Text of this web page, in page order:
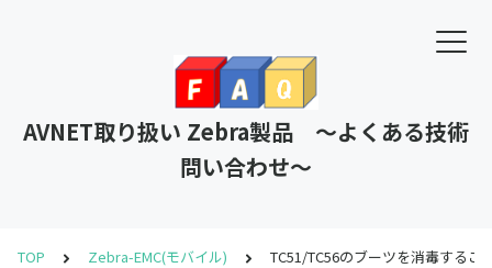
AVNET取り扱い Zebra製品 ～よくある技術
問い合わせ～
TOP Zebra-EMC(モバイル) TC51/TC56のブーツを消毒するこ